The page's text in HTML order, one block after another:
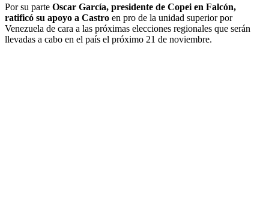
Por su parte Oscar García, presidente de Copei en Falcón,
ratificó su apoyo a Castro en pro de la unidad superior por
Venezuela de cara a las próximas elecciones regionales que serán
llevadas a cabo en el país el próximo 21 de noviembre.